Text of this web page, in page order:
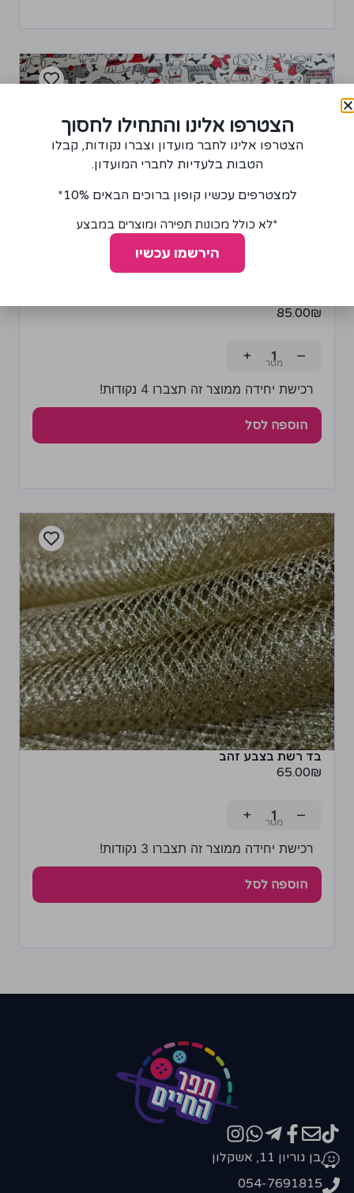
85.00₪
−
+
רכישת יחידה ממוצר זה תצברו 4 נקודות!
הוספה לסל
בד רשת בצבע זהב
65.00₪
−
+
רכישת יחידה ממוצר זה תצברו 3 נקודות!
הוספה לסל
בן גוריון 11, אשקלון
054-7691815
הצטרפו אלינו והתחילו לחסוך
הצטרפו אלינו לחבר מועדון וצברו נקודות, קבלו
הטבות בלעדיות לחברי המועדון.
למצטרפים עכשיו קופון ברוכים הבאים 10%*
*לא כולל מכונות תפירה ומוצרים במבצע
הירשמו עכשיו